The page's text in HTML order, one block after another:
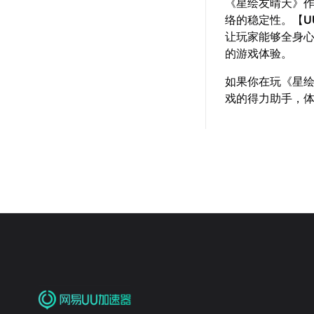
《星绘友晴天》
络的稳定性。【
让玩家能够全身
的游戏体验。
如果你在玩《星
戏的得力助手，